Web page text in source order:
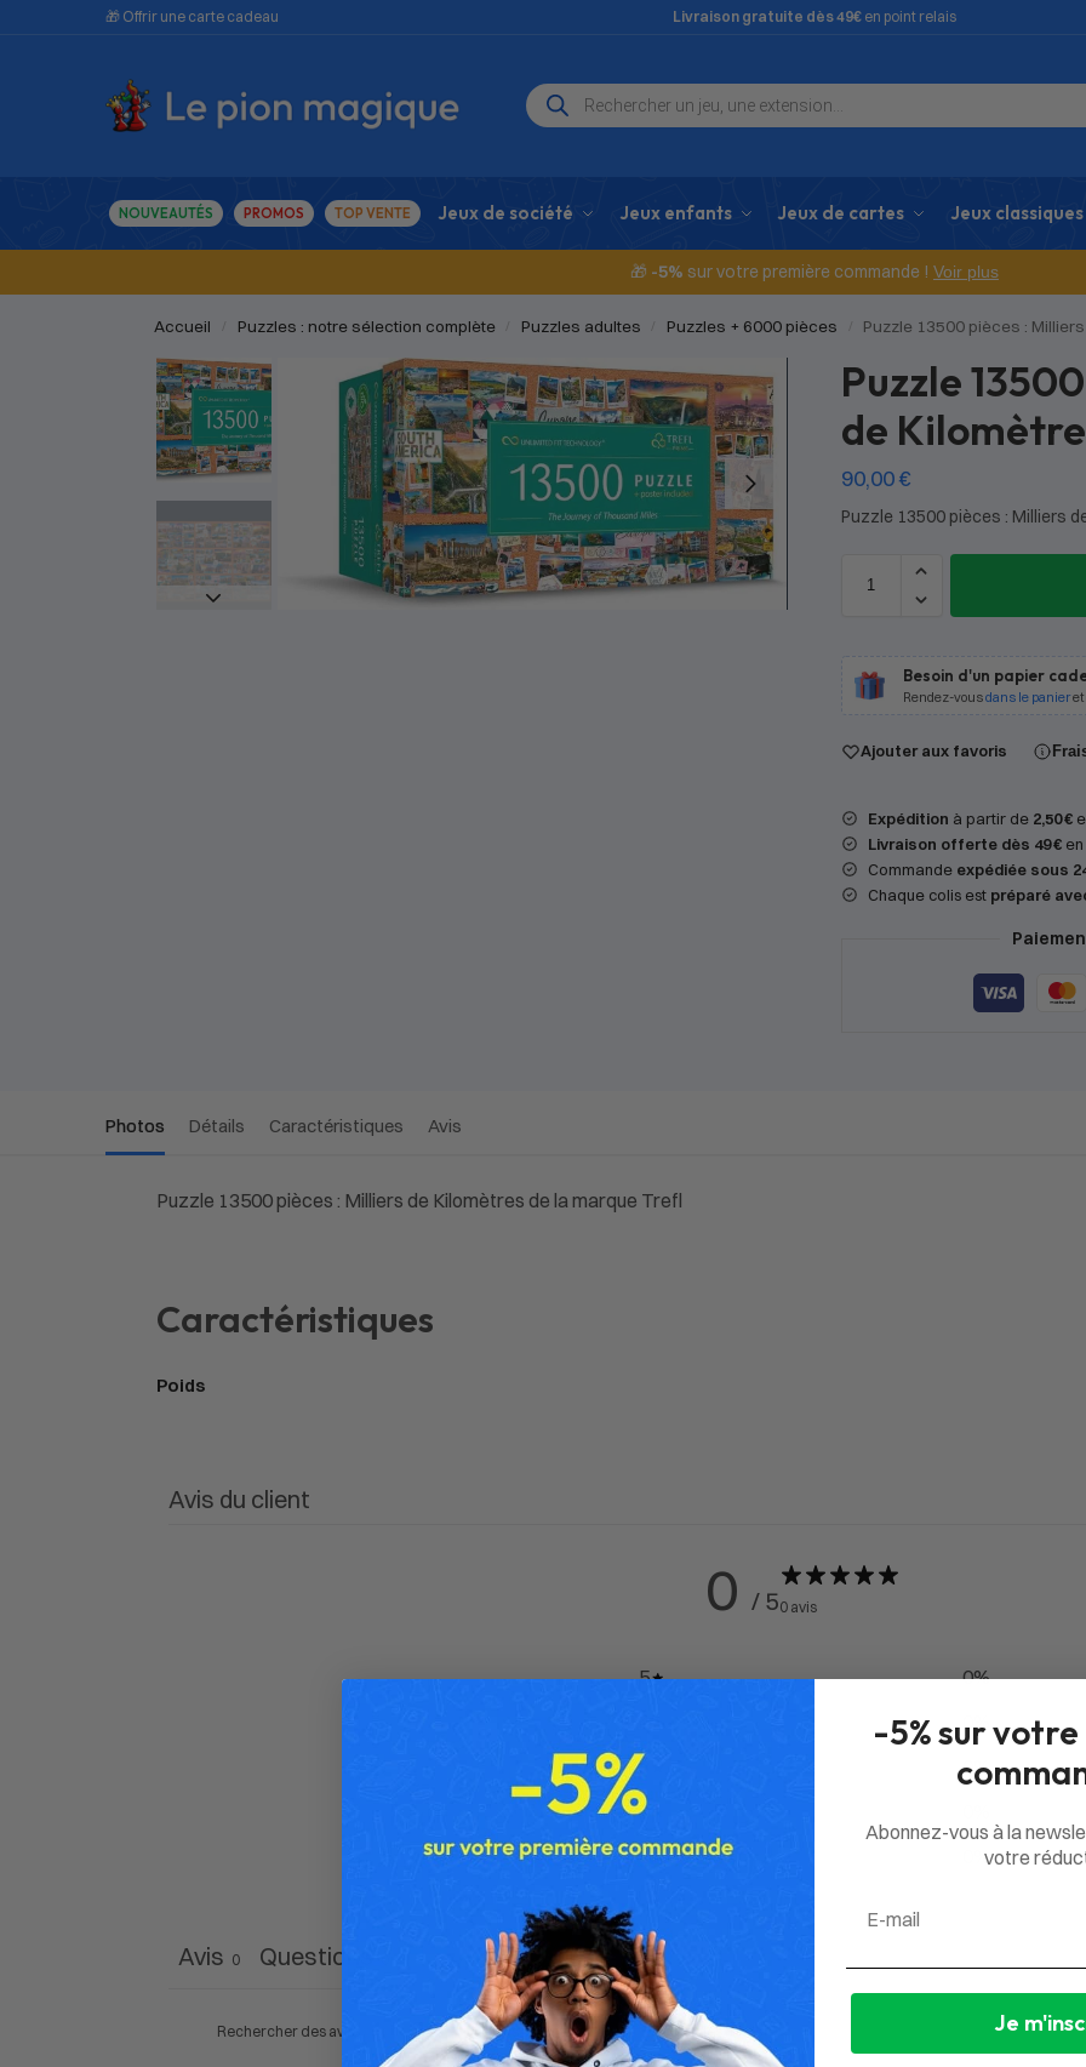
🎁 Offrir une carte cadeau Livraison gratuite dès 49€ en point relais
NOUVEAUTÉS PROMOS TOP VENTE Jeux de société Jeux enfants Jeux de cartes Jeux classiques
🎁 -5% sur votre première commande ! Voir plus
Accueil Puzzles : notre sélection complète Puzzles adultes Puzzles + 6000 pièces Puzzle 13500 pièces :
Puzzle
de
90,00€
Puzzle 13500 pièces : Milliers
Besoin d'un papier
Rendez-vousdans le panieret
Ajouter aux favoris
Expédition à partir de 2,50 €
Livraison offerte dès 49 €en
Commande expédiée sous
Chaque colis est préparé
Photos Détails Caractéristiques Avis
Puzzle 13500 pièces : Milliers de Kilomètres de la marque Trefl
Caractéristiques
Poids
Avis du client
0 / 50 avis
5 0%
0%
3
0%
2
1
%
Avis 0 Questions
-5% sur
Abonnez-vous à la
votre
Je